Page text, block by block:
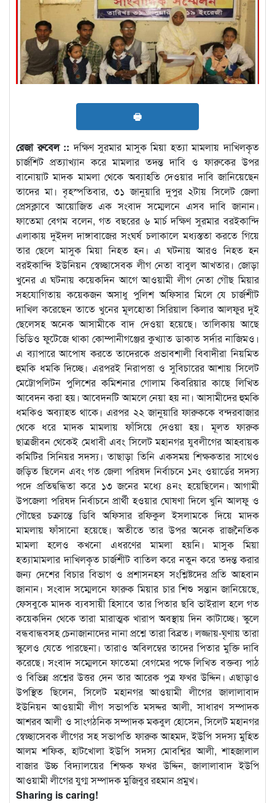
🖶
রেজা রুবেল :: দক্ষিণ সুরমার মাসুক মিয়া হত্যা মামলায় দাখিলকৃত
চার্জশিট প্রত্যাখ্যান করে মামলার তদন্ত দাবি ও ফারুকের উপর
বানোয়াট মাদক মামলা থেকে অব্যাহতি দেওয়ার দাবি জানিয়েছেন
তাদের মা। বৃহস্পতিবার, ৩১ জানুয়ারি দুপুর ২টায় সিলেট জেলা
প্রেসক্লাবে আয়োজিত এক সংবাদ সম্মেলনে এসব দাবি জানান।
ফাতেমা বেগম বলেন, গত বছরের ৬ মার্চ দক্ষিণ সুরমার বরইকান্দি
এলাকায় দুইদল দাঙ্গাবাজের সংঘর্ষ চলাকালে মধ্যস্ততা করতে গিয়ে
তার ছেলে মাসুক মিয়া নিহত হন। এ ঘটনায় আরও নিহত হন
বরইকান্দি ইউনিয়ন স্বেচ্ছাসেবক লীগ নেতা বাবুল আখতার। জোড়া
খুনের এ ঘটনায় কয়েকদিন আগে আওয়ামী লীগ নেতা গৌছ মিয়ার
সহযোগিতায় কয়েকজন অসাধু পুলিশ অফিসার মিলে যে চার্জশীট
দাখিল করেছেন তাতে খুনের মূলহোতা সিরিয়াল কিলার আলফুর দুই
ছেলেসহ অনেক আসামীকে বাদ দেওয়া হয়েছে। তালিকায় আছে
ভিডিও ফুটেজে থাকা কোম্পানীগঞ্জের কুখ্যাত ডাকাত সর্দার নাজিমও।
এ ব্যাপারে আপোষ করতে তাদেরকে প্রভাবশালী বিবাদীরা নিয়মিত
হুমকি ধমকি দিচ্ছে। এরপরই নিরাপত্তা ও সুবিচারের আশায় সিলেট
মেট্টোপলিটন পুলিশের কমিশনার গোলাম কিবরিয়ার কাছে লিখিত
আবেদন করা হয়। আবেদনটি আমলে নেয়া হয় না। আসামীদের হুমকি
ধমকিও অব্যাহত থাকে। এরপর ২২ জানুয়ারি ফারুককে বন্দরবাজার
থেকে ধরে মাদক মামলায় ফাঁসিয়ে দেওয়া হয়। মূলত ফারুক
ছাত্রজীবন থেকেই মেধাবী এবং সিলেট মহানগর যুবলীগের আহবায়ক
কমিটির সিনিয়র সদস্য। তাছাড়া তিনি একসময় শিক্ষকতার সাথেও
জড়িত ছিলেন এবং গত জেলা পরিষদ নির্বাচনে ১নং ওয়ার্ডের সদস্য
পদে প্রতিদ্বন্ধিতা করে ১৩ জনের মধ্যে ৪নং হয়েছিলেন। আগামী
উপজেলা পরিষদ নির্বাচনে প্রার্থী হওয়ার ঘোষণা দিলে খুনি আলফু ও
গৌছের চক্রান্তে ডিবি অফিসার রফিকুল ইসলামকে দিয়ে মাদক
মামলায় ফাঁসানো হয়েছে। অতীতে তার উপর অনেক রাজনৈতিক
মামলা হলেও কখনো এধরণের মামলা হয়নি। মাসুক মিয়া
হত্যামামলার দাখিলকৃত চার্জশীট বাতিল করে নতুন করে তদন্ত করার
জন্য দেশের বিচার বিভাগ ও প্রশাসনহস সংশ্লিষ্টদের প্রতি আহবান
জানান। সংবাদ সম্মেলনে ফারুক মিয়ার চার শিশু সন্তান জানিয়েছে,
ফেসবুকে মাদক ব্যবসায়ী হিসাবে তার পিতার ছবি ভাইরাল হলে গত
কয়েকদিন থেকে তারা মারাত্মক খারাপ অবস্থায় দিন কাটাচ্ছে। স্কুলে
বন্ধবান্ধবসহ চেনাজানাদের নানা প্রশ্নে তারা বিব্রত। লজ্জায়-ঘৃণায় তারা
স্কুলেও যেতে পারছেনা। তারাও অবিলম্বের তাদের পিতার মুক্তি দাবি
করেছে। সংবাদ সম্মেলনে ফাতেমা বেগমের পক্ষে লিখিত বক্তব্য পাঠ
ও বিভিন্ন প্রশ্নের উত্তর দেন তার আরেক পুত্র ফখর উদ্দিন। এছাড়াও
উপস্থিত ছিলেন, সিলেট মহানগর আওয়ামী লীগের জালালাবাদ
ইউনিয়ন আওয়ামী লীগ সভাপতি মসদ্দর আলী, সাধারণ সম্পাদক
আশরব আলী ও সাংগঠনিক সম্পাদক মকবুল হোসেন, সিলেট মহানগর
স্বেচ্ছাসেবক লীগের সহ সভাপতি ফারুক আহমদ, ইউপি সদস্য মুহিত
আলম শফিক, হাটখোলা ইউপি সদস্য মোবশ্বির আলী, শাহজালাল
বাজার উচ্চ বিদ্যালয়ের শিক্ষক ফখর উদ্দিন, জালালাবাদ ইউপি
আওয়ামী লীগের যুগ্ম সম্পাদক মুজিবুর রহমান প্রমুখ।
Sharing is caring!